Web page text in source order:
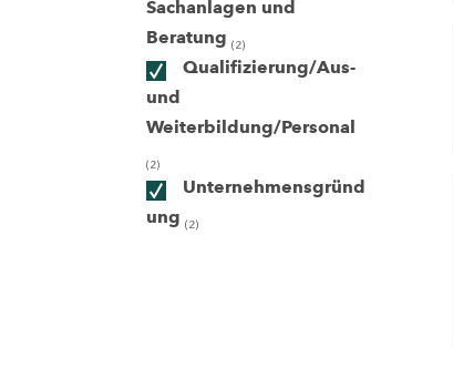
Sachanlagen und
Beratung (2)
Qualifizierung/Aus-
und
Weiterbildung/Personal
(2)
Unternehmensgründ
ung (2)